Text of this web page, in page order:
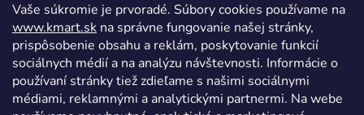
Vaše súkromie je prvoradé. Súbory cookies používame na
www.kmart.sk na správne fungovanie našej stránky,
prispôsobenie obsahu a reklám, poskytovanie funkcií
sociálnych médií a na analýzu návštevnosti. Informácie o
používaní stránky tiež zdieľame s našimi sociálnymi
médiami, reklamnými a analytickými partnermi. Na webe
info@kmart.sk
+421 947 979 193
+421 947 979 193
facebook.com/Kolieramarket